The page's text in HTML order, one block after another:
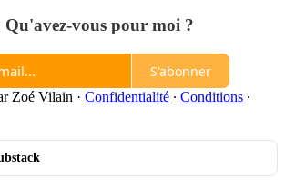
vous pour moi ?
S'abonner
Zoé Vilain · Confidentialité ∙ Conditions ∙